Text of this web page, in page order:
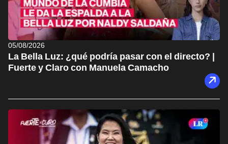
05/08/2026
La Bella Luz: ¿qué podría pasar con el directo? |
Fuerte y Claro con Manuela Camacho